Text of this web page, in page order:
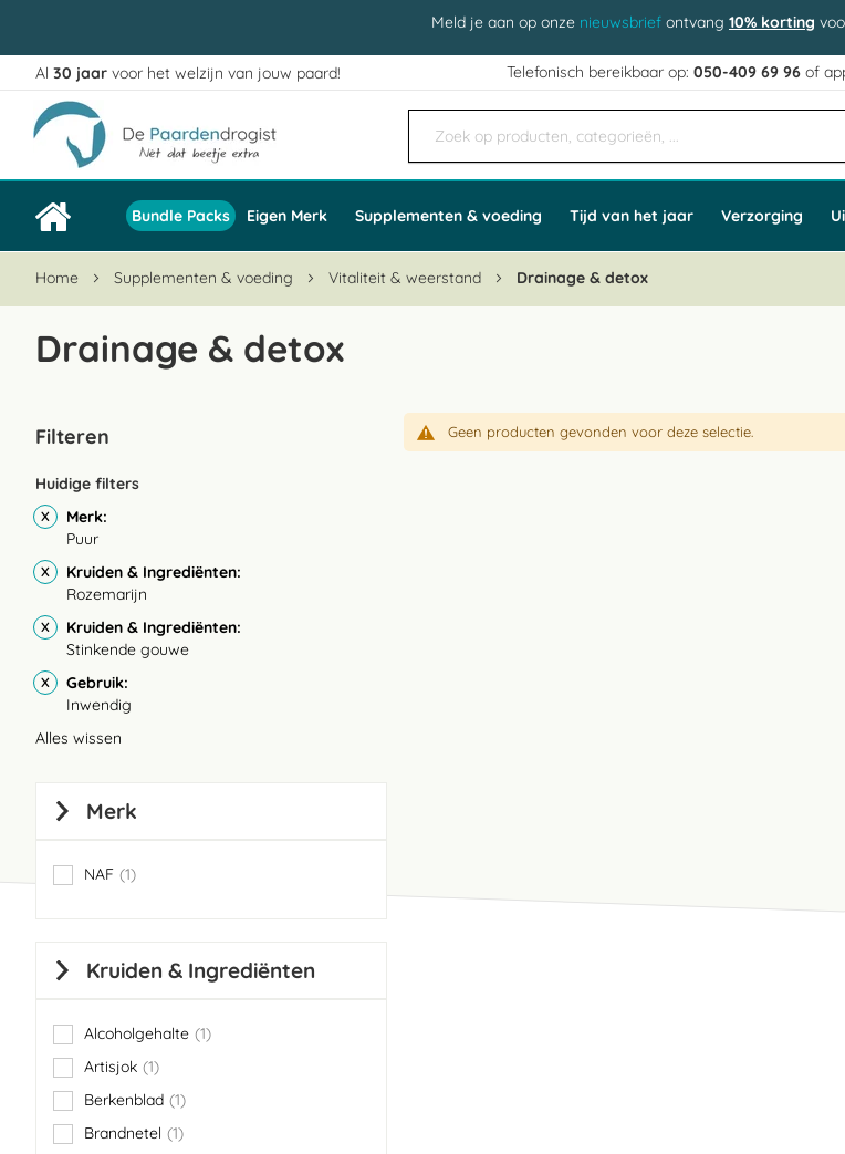
Meld je aan op onze nieuwsbrief ontvang 10% korting
Ga
naar
de
inhoud
Al 30 jaar voor het welzijn van jouw paard! Telefonisch bereikbaar op:050-409 69 96 of
Bundle Packs Eigen Merk Supplementen & voeding Tijd van het jaar Verzorging
Home Supplementen & voeding Vitaliteit & weerstand Drainage & detox
Drainage & detox
Geen producten gevonden voor deze selectie.
Filteren
Huidige filters
Merk
Puur
Kruiden & Ingrediënten
Rozemarijn
Kruiden & Ingrediënten
Stinkende gouwe
Gebruik
Inwendig
Alles wissen
Merk
NAF 1
item
Kruiden & Ingrediënten
Alcoholgehalte 1
item
Artisjok 1
item
Berkenblad 1
item
Brandnetel
1
item